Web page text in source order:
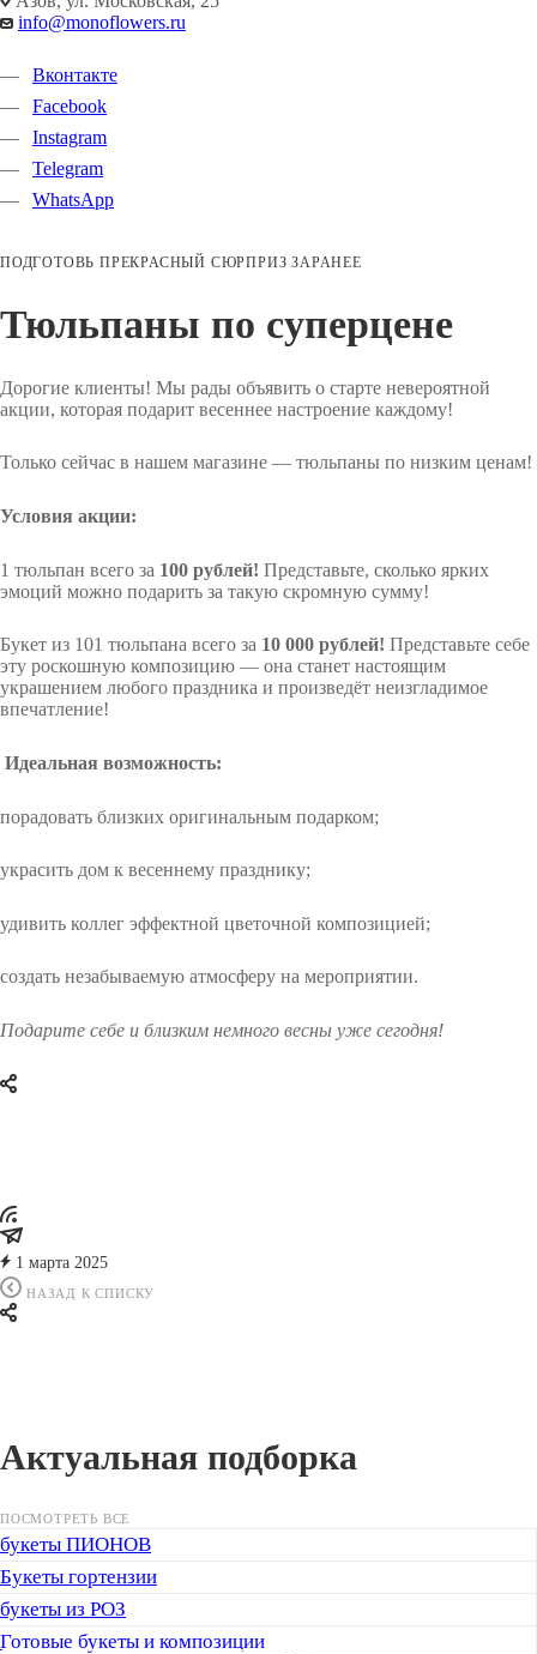
info@monoflowers.ru
Вконтакте
Facebook
Instagram
Telegram
WhatsApp
ПОДГОТОВЬ ПРЕКРАСНЫЙ СЮРПРИЗ ЗАРАНЕЕ
Тюльпаны по суперцене
Дорогие клиенты! Мы рады объявить о старте невероятной
акции, которая подарит весеннее настроение каждому!
Только сейчас в нашем магазине — тюльпаны по низким ценам!
Условия акции:
1 тюльпан всего за 100 рублей! Представьте, сколько ярких
эмоций можно подарить за такую скромную сумму!
Букет из 101 тюльпана всего за 10 000 рублей! Представьте себе
эту роскошную композицию — она станет настоящим
украшением любого праздника и произведёт неизгладимое
впечатление!
Идеальная возможность:
порадовать близких оригинальным подарком;
украсить дом к весеннему празднику;
удивить коллег эффектной цветочной композицией;
создать незабываемую атмосферу на мероприятии.
Подарите себе и близким немного весны уже сегодня!
1 марта 2025
НАЗАД К СПИСКУ
Актуальная подборка
ПОСМОТРЕТЬ ВСЕ
букеты ПИОНОВ
Букеты гортензии
букеты из РОЗ
Готовые букеты и композиции